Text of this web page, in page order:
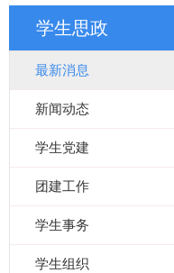
学生思政
最新消息
新闻动态
学生党建
团建工作
学生事务
学生组织